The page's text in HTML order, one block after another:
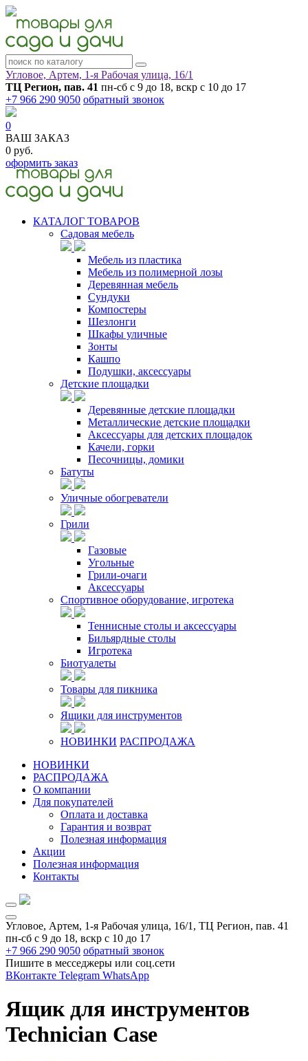
Угловое, Артем, ​1-я Рабочая улица, 16/1
ТЦ Регион, пав. 41 пн-сб с 9 до 18, вскр с 10 до 17
+7 966 290 9050 обратный звонок
0
ВАШ ЗАКАЗ
0 руб.
оформить заказ
КАТАЛОГ ТОВАРОВ
Садовая мебель
Мебель из пластика
Мебель из полимерной лозы
Деревянная мебель
Сундуки
Компостеры
Шезлонги
Шкафы уличные
Зонты
Кашпо
Подушки, аксессуары
Детские площадки
Деревянные детские площадки
Металлические детские площадки
Аксессуары для детских площадок
Качели, горки
Песочницы, домики
Батуты
Уличные обогреватели
Грили
Газовые
Угольные
Грили-очаги
Аксессуары
Спортивное оборудование, игротека
Теннисные столы и аксессуары
Бильярдные столы
Игротека
Биотуалеты
Товары для пикника
Ящики для инструментов
НОВИНКИ РАСПРОДАЖА
НОВИНКИ
РАСПРОДАЖА
О компании
Для покупателей
Оплата и доставка
Гарантия и возврат
Полезная информация
Акции
Полезная информация
Контакты
Угловое, Артем, ​1-я Рабочая улица, 16/1, ТЦ Регион, пав. 41
пн-сб с 9 до 18, вскр с 10 до 17
+7 966 290 9050 обратный звонок
Пишите в месседжеры или соц.сети
ВКонтакте Telegram WhatsApp
Ящик для инструментов
Technician Case